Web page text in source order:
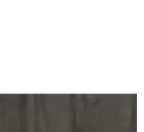
yardımcı